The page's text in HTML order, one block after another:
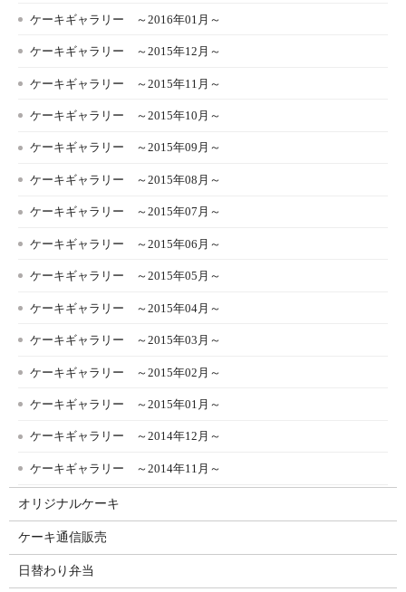
ケーキギャラリー ～2016年01月～
ケーキギャラリー ～2015年12月～
ケーキギャラリー ～2015年11月～
ケーキギャラリー ～2015年10月～
ケーキギャラリー ～2015年09月～
ケーキギャラリー ～2015年08月～
ケーキギャラリー ～2015年07月～
ケーキギャラリー ～2015年06月～
ケーキギャラリー ～2015年05月～
ケーキギャラリー ～2015年04月～
ケーキギャラリー ～2015年03月～
ケーキギャラリー ～2015年02月～
ケーキギャラリー ～2015年01月～
ケーキギャラリー ～2014年12月～
ケーキギャラリー ～2014年11月～
オリジナルケーキ
ケーキ通信販売
日替わり弁当